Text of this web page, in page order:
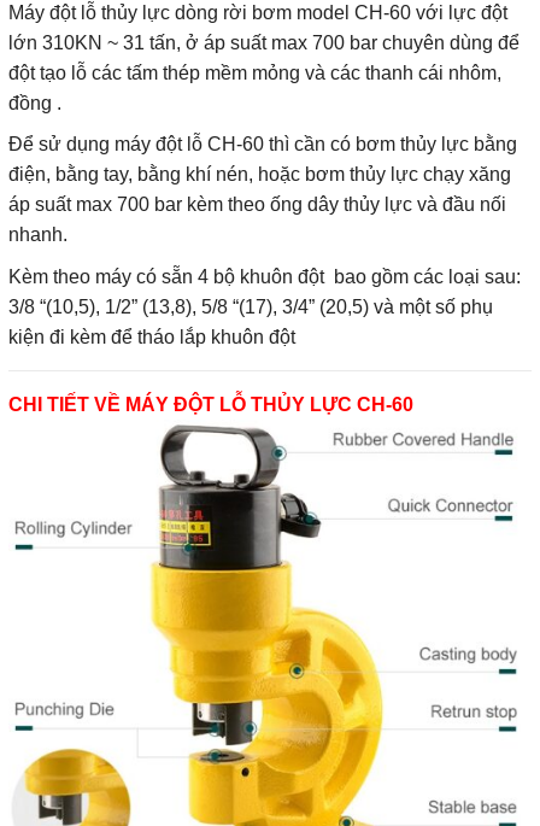
Máy đột lỗ thủy lực dòng rời bơm model CH-60 với lực đột
lớn 310KN ~ 31 tấn, ở áp suất max 700 bar chuyên dùng để
đột tạo lỗ các tấm thép mềm mỏng và các thanh cái nhôm,
đồng .
Để sử dụng máy đột lỗ CH-60 thì cần có bơm thủy lực bằng
điện, bằng tay, bằng khí nén, hoặc bơm thủy lực chạy xăng
áp suất max 700 bar kèm theo ống dây thủy lực và đầu nối
nhanh.
Kèm theo máy có sẵn 4 bộ khuôn đột bao gồm các loại sau:
3/8 “(10,5), 1/2” (13,8), 5/8 “(17), 3/4” (20,5) và một số phụ
kiện đi kèm để tháo lắp khuôn đột
CHI TIẾT VỀ MÁY ĐỘT LỖ THỦY LỰC CH-60